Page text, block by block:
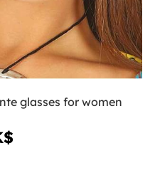
glasses for women